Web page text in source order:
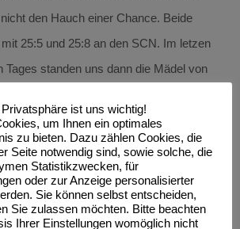
den Hauch einer Chance. Beide
25:5 und 25:8 an den SCN. Im letzen
Tages standen uns dann die Mädel von
gleich, wer hier das Sagen auf
sich gleich einen Vorsprung mit
schmolz zwar noch etwas, aber
unsere Mädels das Spiel ungefährdet
zweiten Satz verschliefen unsere
Privatsphäre ist uns wichtig!
um Ihnen ein optimales
zu bieten. Dazu zählen Cookies, die
Seite notwendig sind, sowie solche, die
Statistikzwecken, für
oder zur Anzeige personalisierter
Sie können selbst entscheiden,
Sie zulassen möchten. Bitte beachten
Ihrer Einstellungen womöglich nicht